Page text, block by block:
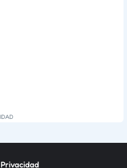
Privacidad